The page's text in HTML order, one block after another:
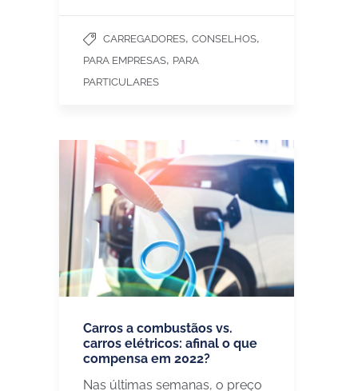
CARREGADORES, CONSELHOS,
PARA EMPRESAS, PARA
PARTICULARES
Carros a combustãos vs.
carros elétricos: afinal o que
compensa em 2022?
Nas últimas semanas, o preço